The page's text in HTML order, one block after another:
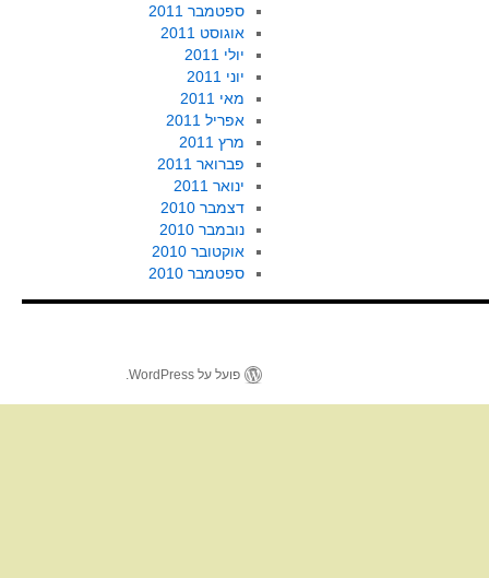
ספטמבר 2011
אוגוסט 2011
יולי 2011
יוני 2011
מאי 2011
אפריל 2011
מרץ 2011
פברואר 2011
ינואר 2011
דצמבר 2010
נובמבר 2010
אוקטובר 2010
ספטמבר 2010
פועל על WordPress.